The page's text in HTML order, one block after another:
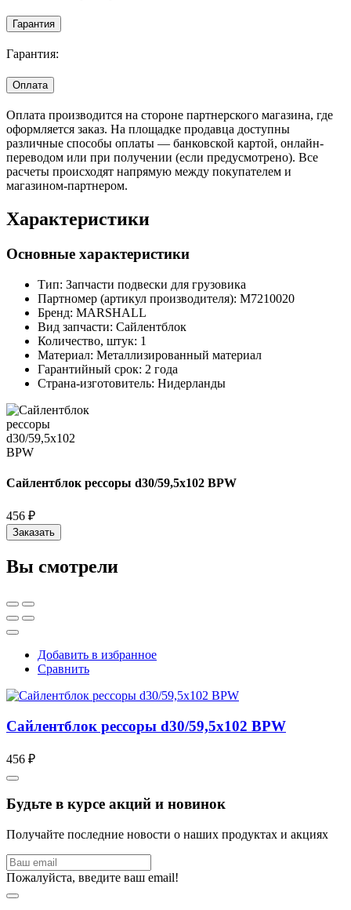
Гарантия
Гарантия:
Оплата
Оплата производится на стороне партнерского магазина, где
оформляется заказ. На площадке продавца доступны
различные способы оплаты — банковской картой, онлайн-
переводом или при получении (если предусмотрено). Все
расчеты происходят напрямую между покупателем и
магазином-партнером.
Характеристики
Основные характеристики
Тип: Запчасти подвески для грузовика
Партномер (артикул производителя): M7210020
Бренд: MARSHALL
Вид запчасти: Сайлентблок
Количество, штук: 1
Материал: Металлизированный материал
Гарантийный срок: 2 года
Страна-изготовитель: Нидерланды
Сайлентблок рессоры d30/59,5x102 BPW
456 ₽
Заказать
Вы смотрели
Добавить в избранное
Сравнить
Сайлентблок рессоры d30/59,5x102 BPW
456 ₽
Будьте в курсе акций и новинок
Получайте последние новости о наших продуктах и акциях
Пожалуйста, введите ваш email!